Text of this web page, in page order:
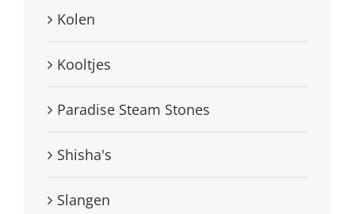
Kolen
Kooltjes
Paradise Steam Stones
Shisha's
Slangen